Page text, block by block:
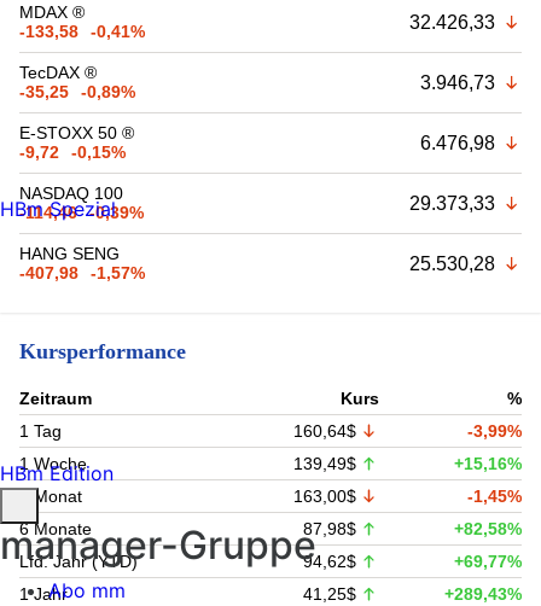
MDAX ®
-133,58
-0,41% 32.426,33
TecDAX ®
-35,25
-0,89% 3.946,73
E-STOXX 50 ®
-9,72
-0,15% 6.476,98
NASDAQ 100
-114,46
-0,39% 29.373,33
HANG SENG
-407,98
-1,57% 25.530,28
Kursperformance
Zeitraum Kurs
%
1 Tag
160,64$
-3,99%
1 Woche
139,49$
+15,16%
1 Monat
163,00$
-1,45%
6 Monate
87,98$
+82,58%
Lfd. Jahr (YTD)
94,62$
+69,77%
1 Jahr
41,25$
+289,43%
HBm Spezial
HBm Edition
manager-Gruppe
Abo mm